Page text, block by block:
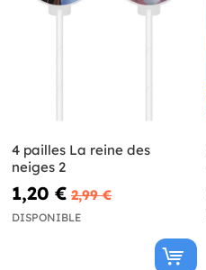
4 pailles La reine des
neiges 2
1,20 € 2,99 €
DISPONIBLE